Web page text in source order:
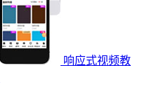
响应式视频教